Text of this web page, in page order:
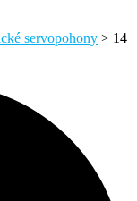
servopohony > 14